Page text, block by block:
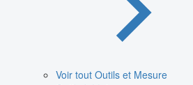
Voir tout Outils et Mesure